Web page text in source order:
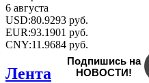
6 августа
USD:80.9293 руб.
EUR:93.1901 руб.
CNY:11.9684 руб.
Подпишись на
НОВОСТИ!
Лента